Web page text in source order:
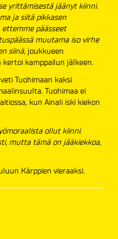
yrittämisestä jäänyt kiinni.
ja siitä pikkasen
päässeet
muutama iso virhe
siinä, joukkueen
kertoi kamppailun jälkeen.
Tuohimaan kaksi
Tuohimaa ei
kun Ainali iski kiekon
ollut kiinni.
mutta tämä on jääkiekkoa,
Kärppien vieraaksi.